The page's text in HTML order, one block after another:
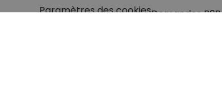
Paramètres des cookiesDemandes B2B